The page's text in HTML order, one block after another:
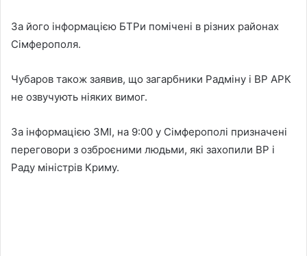
За його інформацією БТРи помічені в різних районах
Сімферополя.
Чубаров також заявив, що загарбники Радміну і ВР АРК
не озвучують ніяких вимог.
За інформацією ЗМІ, на 9:00 у Сімферополі призначені
переговори з озброєними людьми, які захопили ВР і
Раду міністрів Криму.